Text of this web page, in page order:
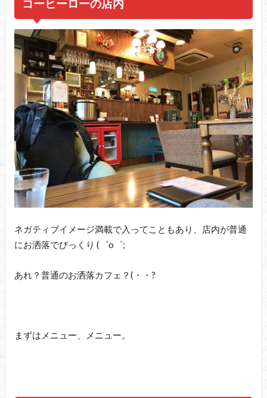
コーヒーローの店内
ネガティブイメージ満載で入ってこともあり、店内が普通
にお洒落でびっくり (゜o゜;
あれ？普通のお洒落カフェ？(・・?
まずはメニュー、メニュー。